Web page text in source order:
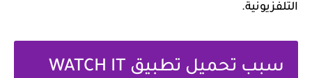
التلفزيونية.
سبب تحميل تطبيق WATCH IT